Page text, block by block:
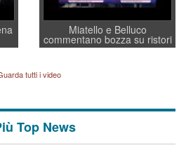
Miatello e Belluco
commentano bozza su ristori
BPVi e Veneto Banca
tutti i video
Top News